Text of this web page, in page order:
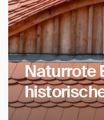
Naturrote